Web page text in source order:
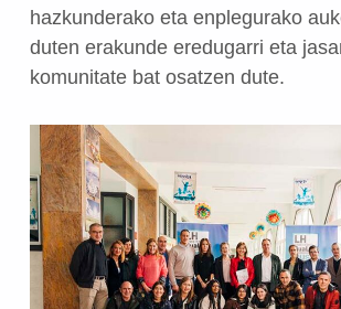
hazkunderako eta enplegurako
duten erakunde eredugarri eta
komunitate bat osatzen dute.